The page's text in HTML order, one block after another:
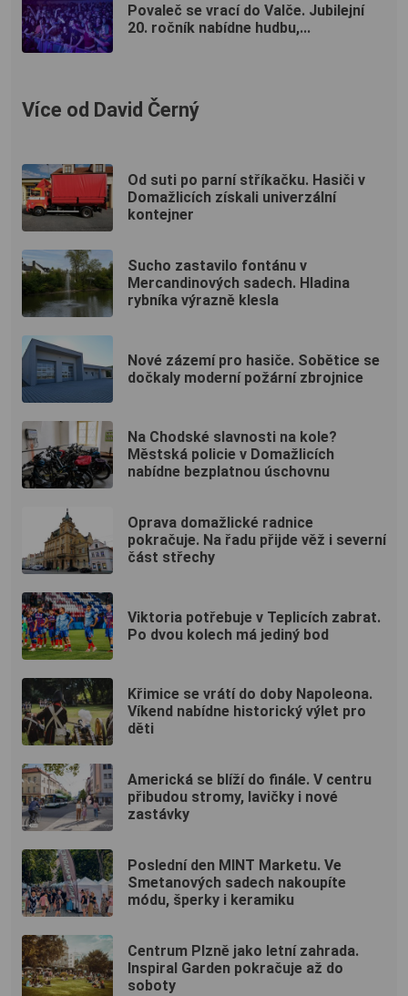
Povaleč se vrací do Valče. Jubilejní
20. ročník nabídne hudbu,...
Více od David Černý
Od suti po parní stříkačku. Hasiči v
Domažlicích získali univerzální
kontejner
Sucho zastavilo fontánu v
Mercandinových sadech. Hladina
rybníka výrazně klesla
Nové zázemí pro hasiče. Sobětice se
dočkaly moderní požární zbrojnice
Na Chodské slavnosti na kole?
Městská policie v Domažlicích
nabídne bezplatnou úschovnu
Oprava domažlické radnice
pokračuje. Na řadu přijde věž i severní
část střechy
Viktoria potřebuje v Teplicích zabrat.
Po dvou kolech má jediný bod
Křimice se vrátí do doby Napoleona.
Víkend nabídne historický výlet pro
děti
Americká se blíží do finále. V centru
přibudou stromy, lavičky i nové
zastávky
Poslední den MINT Marketu. Ve
Smetanových sadech nakoupíte
módu, šperky i keramiku
Centrum Plzně jako letní zahrada.
Inspiral Garden pokračuje až do
soboty